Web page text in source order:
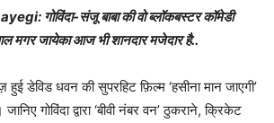
गोविंदा-संजू बाबा की वो ब्लॉकबस्टर कॉमेडी
मगर जायेका आज भी शानदार मजेदार है..
डेविड धवन की सुपरहिट फ़िल्म ‘हसीना मान जाएगी’
गोविंदा द्वारा ‘बीवी नंबर वन’ ठुकराने, क्रिकेट